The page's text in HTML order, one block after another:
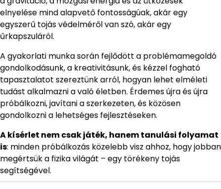
elnyelése mind alapvető fontosságúak, akár egy
egyszerű tojás védelméről van szó, akár egy
űrkapszuláról.
A gyakorlati munka során fejlődött a problémamegoldó
gondolkodásunk, a kreativitásunk, és kézzel fogható
tapasztalatot szereztünk arról, hogyan lehet elméleti
tudást alkalmazni a való életben. Érdemes újra és újra
próbálkozni, javítani a szerkezeten, és közösen
gondolkozni a lehetséges fejlesztéseken.
A kísérlet nem csak játék, hanem tanulási folyamat
is: minden próbálkozás közelebb visz ahhoz, hogy jobban
megértsük a fizika világát – egy törékeny tojás
segítségével.